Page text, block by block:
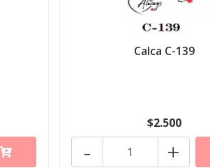
Calca C-139
$2.500
+
-